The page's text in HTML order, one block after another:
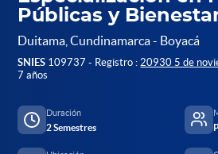
Públicas y
Duitama, Cundinamarca - Boyacá
SNIES 109737 - Registro :20930 5 de
7 años
Duración
2 Semestres